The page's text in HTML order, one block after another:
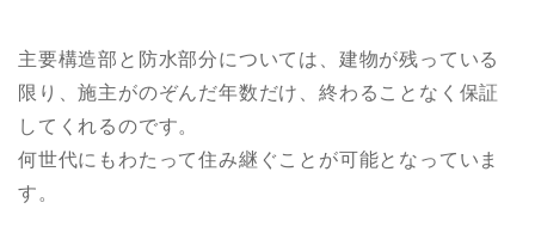
主要構造部と防水部分については、建物が残っている
限り、施主がのぞんだ年数だけ、終わることなく保証
してくれるのです。
何世代にもわたって住み継ぐことが可能となっていま
す。